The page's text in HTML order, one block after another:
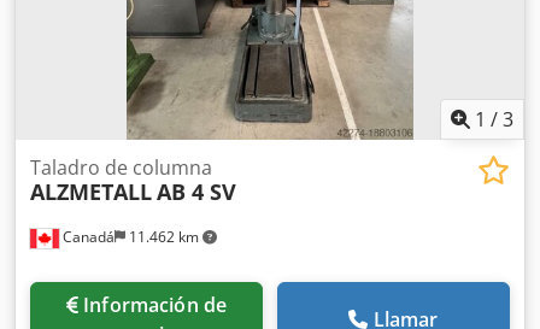
1 /3
Canadá 11.462 km
Taladro de columna
ALZMETALLAB 4 SV
Información de
Llamar